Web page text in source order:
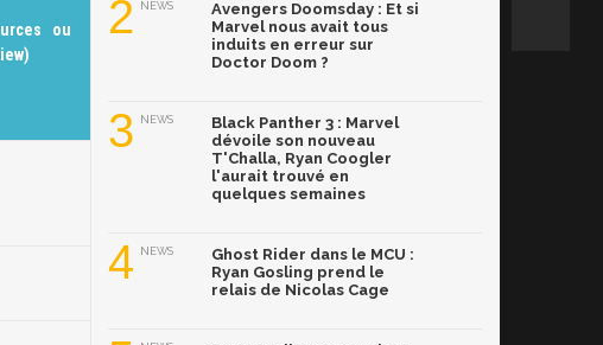
ou
2 NEWS
Avengers Doomsday : Et si
Marvel nous avait tous
induits en erreur sur
Doctor Doom ?
3 NEWS
Black Panther 3 : Marvel
dévoile son nouveau
T'Challa, Ryan Coogler
l'aurait trouvé en
quelques semaines
4 NEWS
Ghost Rider dans le MCU :
Ryan Gosling prend le
relais de Nicolas Cage